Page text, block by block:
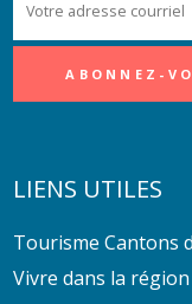
LIENS UTILES
Tourisme Cantons
Vivre dans la